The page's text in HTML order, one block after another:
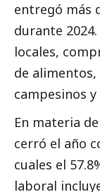
entregó más
durante
locales,
de
campesinos
En materia de
cerró el año
cuales el
laboral